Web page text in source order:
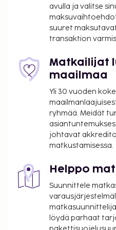
Majoituspaikan
Geneven kansainvälinen
Käytössäsi on express-
aulassa. Tämä hotelli
neliömetriä kokoustiloja,
konferenssitila ja
lentokenttäkuljetukset
vuorokauden). Jos saavut
helposti, sillä ilmainen
palveluihin. Voit
palveluihin sisältyvät
hierontapalvelut,
Hotellissa on poreallas ja
rentoutua kiireisen
hotellin palveluihin kuuluu
langaton internetyhteys,
suksivarasto. Ilmaisten
avulla ja valitse
suuret
transaktion
Matkailijat
maailmaa
Yli 30 vuoden
ryhmää. Meidät
johtavat
matkustamisessa.
Helppo
Suunnittele
löydä parhaat